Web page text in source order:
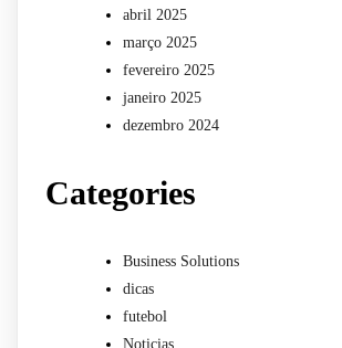
abril 2025
março 2025
fevereiro 2025
janeiro 2025
dezembro 2024
Categories
Business Solutions
dicas
futebol
Noticias